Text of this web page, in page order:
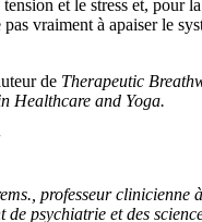
et le stress et, pour
vraiment à apaiser le
de Therapeutic
Healthcare and Yoga.
professeur clinicienne
de psychiatrie et des